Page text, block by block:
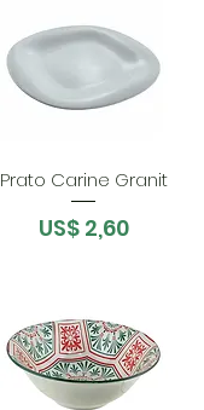
Prato Carine Granit
Preço
US$ 2,60